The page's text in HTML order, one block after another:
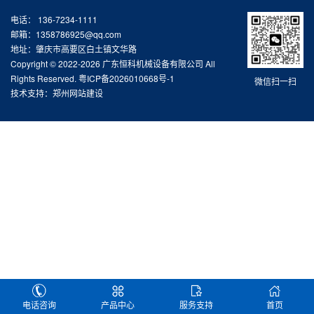
微信扫一扫
电话： 136-7234-1111
邮箱：1358786925@qq.com
地址：肇庆市高要区白土镇文华路
Copyright © 2022-2026 广东恒科机械设备有限公司 All
Rights Reserved. 粤ICP备2026010668号-1
技术支持： 郑州网站建设
电话咨询 产品中心 服务支持 首页